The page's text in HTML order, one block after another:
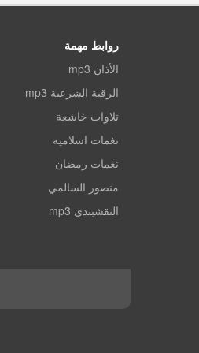
روابط مهمة
الأذان mp3
الرقية الشرعية mp3
تلاوات خاشعة
نغمات اسلامية
نغمات رمضان
منصور السالمي
النقشبندي mp3